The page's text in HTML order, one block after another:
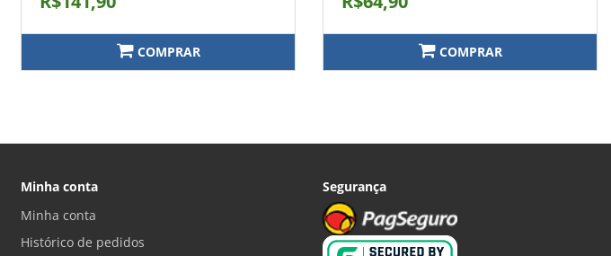
COMPRAR COMPRAR
Minha conta
Minha conta
Histórico de pedidos
Segurança